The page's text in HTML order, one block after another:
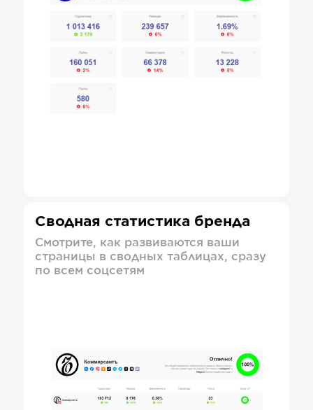
Сводная статистика бренда
Смотрите, как развиваются ваши
страницы в сводных таблицах, сразу
по всем соцсетям